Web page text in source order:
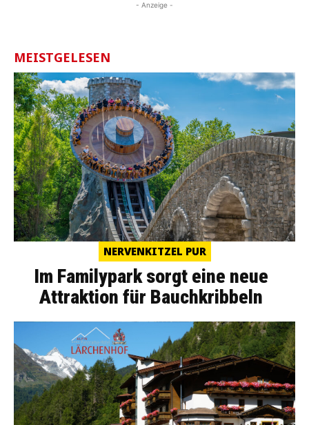
- Anzeige -
MEISTGELESEN
NERVENKITZEL PUR
Im Familypark sorgt eine neue
Attraktion für Bauchkribbeln